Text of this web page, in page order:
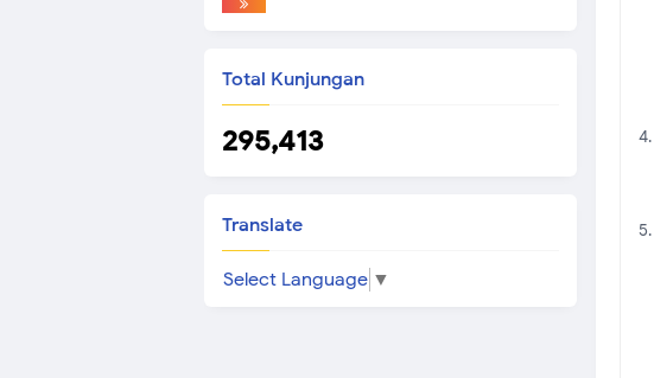
Total Kunjungan
295,413
Translate
Select Language ▼